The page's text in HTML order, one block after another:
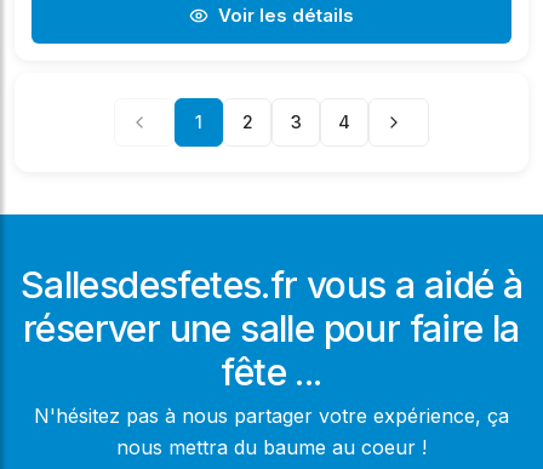
Voir les détails
1 2 3 4
Sallesdesfetes.fr vous a aidé à
réserver une salle pour faire la
fête ...
N'hésitez pas à nous partager votre expérience, ça
nous mettra du baume au coeur !